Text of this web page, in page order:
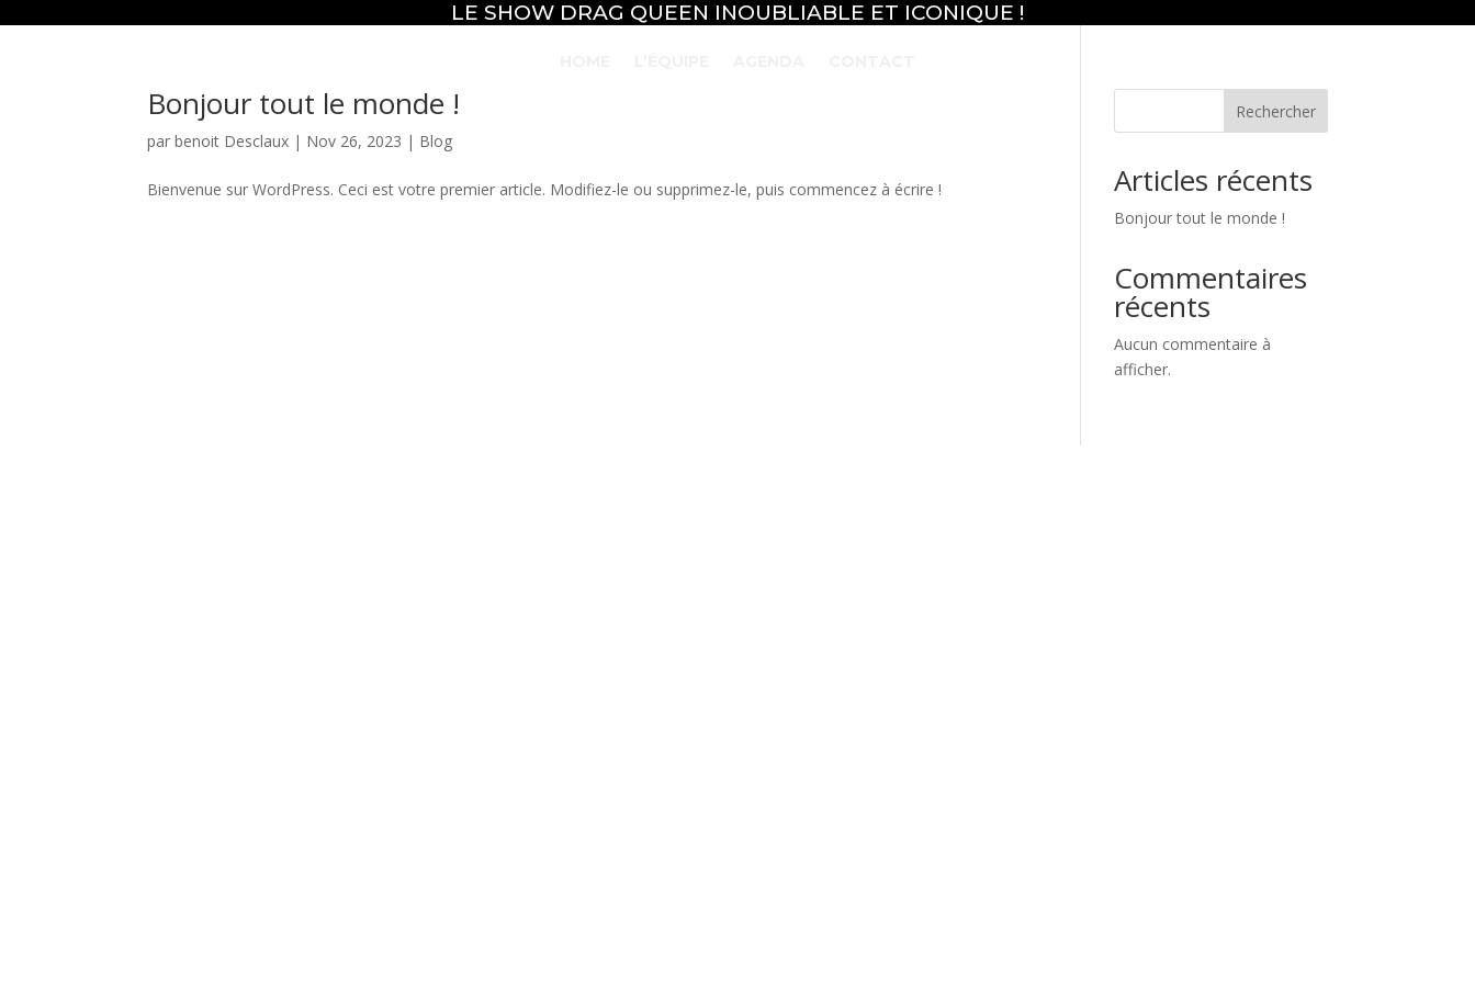
LE SHOW DRAG QUEEN INOUBLIABLE ET ICONIQUE !
Bonjour tout le monde !
parbenoit Desclaux | Nov 26, 2023 | Blog
Bienvenue sur WordPress. Ceci est votre premier article. Modifiez-le ou supprimez-le, puis commencez à écrire !
Rechercher
Articles récents
Bonjour tout le monde !
Commentaires
récents
Aucun commentaire à
afficher.